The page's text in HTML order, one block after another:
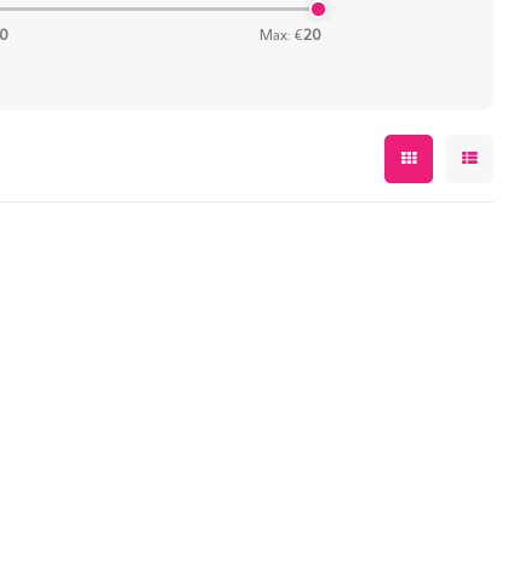
0 Max: €20